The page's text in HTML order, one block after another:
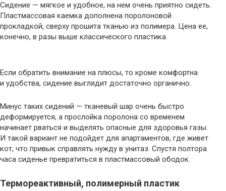
Сидение — мягкое и удобное, на нем очень приятно сидеть.
Пластмассовая каемка дополнена поролоновой
прокладкой, сверху прошита тканью из полимера. Цена ее,
конечно, в разы выше классического пластика.
Если обратить внимание на плюсы, то кроме комфортна
и удобства, сидение выглядит достаточно органично.
Минус таких сидений — тканевый шар очень быстро
деформируется, а прослойка поролона со временем
начинает рваться и выделять опасные для здоровья газы.
И такой вариант не подойдет для апартаментов, где живет
кот, что привык справлять нужду в унитаз. Спустя полтора
часа сиденье превратиться в пластмассовый ободок.
Термореактивный, полимерный пластик